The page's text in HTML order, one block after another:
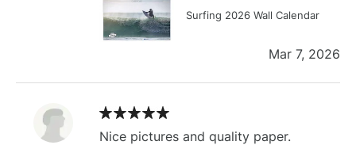
Surfing 2026 Wall Calendar
Mar 7, 2026
Nice pictures and quality paper.